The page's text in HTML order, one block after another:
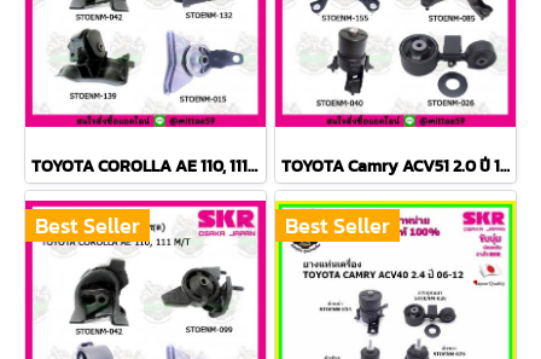
TOYOTA COROLLA AE 110, 111 A/T สามห่วง ยางแท่นเครื่องครบชุด SKR TOYOTA Camry ACV51 2.0 ปี 12-18 ยางแท่นเครื่องครบชุด กระดูกหมา
Best Seller Best Seller